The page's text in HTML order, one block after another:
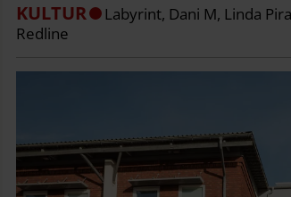
KULTUR
Labyrint, Dani M, Linda
Redline